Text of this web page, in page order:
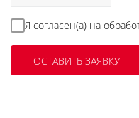
Я согласен(а) на